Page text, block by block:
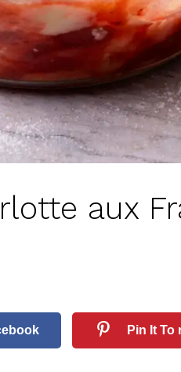
aux
Pin It To